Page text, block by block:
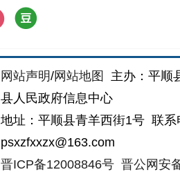
网站声明/网站地图
主办：平顺
县人民政府信息中心
地址：平顺县青羊西街1号 联
psxzfxxzx@163.com
晋ICP备12008846号 晋公网安